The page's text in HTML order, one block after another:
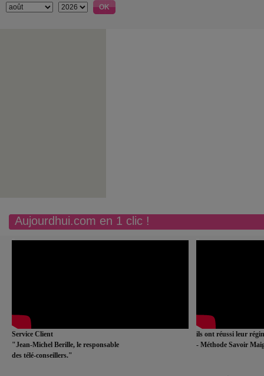
Aujourdhui.com en 1 clic !
Service Client
"Jean-Michel Berille, le responsable
des télé-conseillers."
ils ont réussi leur
- Méthode Savoir